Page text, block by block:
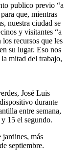
publico previo “a
que, mientras
nuestra ciudad se
y visitantes “a
recursos que les
su lugar. Eso nos
mitad del trabajo,
José Luis
durante
entre semana,
15 el segundo.
más
septiembre.